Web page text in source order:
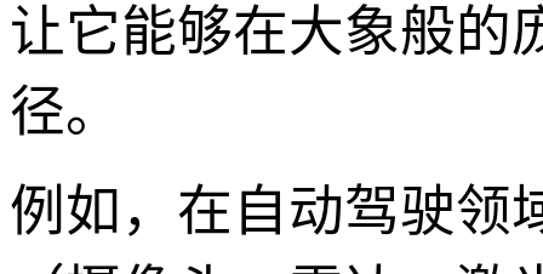
让它能够在大象般的
径。
例如，在自动驾驶领